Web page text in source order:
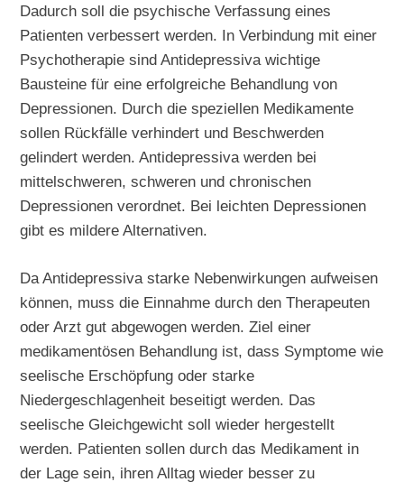
Dadurch soll die psychische Verfassung eines
Patienten verbessert werden. In Verbindung mit einer
Psychotherapie sind Antidepressiva wichtige
Bausteine für eine erfolgreiche Behandlung von
Depressionen. Durch die speziellen Medikamente
sollen Rückfälle verhindert und Beschwerden
gelindert werden. Antidepressiva werden bei
mittelschweren, schweren und chronischen
Depressionen verordnet. Bei leichten Depressionen
gibt es mildere Alternativen.
Da Antidepressiva starke Nebenwirkungen aufweisen
können, muss die Einnahme durch den Therapeuten
oder Arzt gut abgewogen werden. Ziel einer
medikamentösen Behandlung ist, dass Symptome wie
seelische Erschöpfung oder starke
Niedergeschlagenheit beseitigt werden. Das
seelische Gleichgewicht soll wieder hergestellt
werden. Patienten sollen durch das Medikament in
der Lage sein, ihren Alltag wieder besser zu